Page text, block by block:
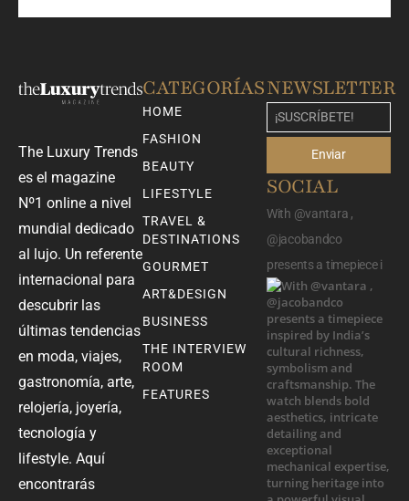
The Luxury Trends
es el magazine
Nº1 online a nivel
mundial dedicado
al lujo. Un referente
internacional para
descubrir las
últimas tendencias
en moda, viajes,
gastronomía, arte,
relojería, joyería,
tecnología y
lifestyle. Aquí
encontrarás
CATEGORÍAS
HOME
FASHION
BEAUTY
LIFESTYLE
TRAVEL &
DESTINATIONS
GOURMET
ART&DESIGN
BUSINESS
THE INTERVIEW
ROOM
FEATURES
NEWSLETTER
Enviar
SOCIAL
With @vantara ,
@jacobandco
presents a timepiece i